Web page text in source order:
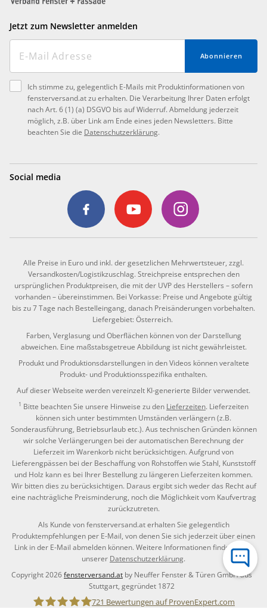
Jetzt zum Newsletter anmelden
Abonnieren
Ich stimme zu, gelegentlich E-Mails mit Produktinformationen von
fensterversand.at zu erhalten. Die Verarbeitung Ihrer Daten erfolgt
nach Art. 6 (1) (a) DSGVO bis auf Widerruf. Abmeldung jederzeit
möglich, z.B. über Link am Ende eines jeden Newsletters. Bitte
beachten Sie die Datenschutzerklärung.
Social media
Alle Preise in Euro und inkl. der gesetzlichen Mehrwertsteuer, zzgl.
Versandkosten/Logistikzuschlag. Streichpreise entsprechen den
ursprünglichen Produktpreisen, die mit der UVP des Herstellers – sofern
vorhanden – übereinstimmen. Bei Vorkasse: Preise und Angebote gültig
bis zu 7 Tage nach Bestelleingang, danach Preisänderungen vorbehalten.
Liefergebiet: Österreich.
Farben, Verglasung und Oberflächen können von der Darstellung
abweichen. Eine maßstabsgetreue Abbildung ist nicht gewährleistet.
Produkt und Produktionsdarstellungen in den Videos können veraltete
Produkt- und Produktionsspezifika enthalten.
Auf dieser Webseite werden vereinzelt KI-generierte Bilder verwendet.
1 Bitte beachten Sie unsere Hinweise zu den Lieferzeiten. Lieferzeiten
können sich unter bestimmten Umständen verlängern (z.B.
Sonderausführung, Betriebsurlaub etc.). Aus technischen Gründen können
wir solche Verlängerungen bei der automatischen Berechnung der
Lieferzeit im Warenkorb nicht berücksichtigen. Aufgrund von
Lieferengpässen bei der Beschaffung von Rohstoffen wie Stahl, Kunststoff
und Holz kann es bei Ihrer Bestellung zu längeren Lieferzeiten kommen.
Wir bitten dies zu berücksichtigen. Daraus ergibt sich weder das Recht auf
eine nachträgliche Preisminderung, noch die Möglichkeit vom Kaufvertrag
zurückzutreten.
Als Kunde von fensterversand.at erhalten Sie gelegentlich
Produktempfehlungen per E-Mail, von denen Sie sich jederzeit über einen
Link in der E-Mail abmelden können. Weitere Informationen finden Sie in
unserer Datenschutzerklärung.
Copyright 2026fensterversand.at by Neuffer Fenster & Türen GmbH aus
Stuttgart, gegründet 1872
721 Bewertungen auf ProvenExpert.com